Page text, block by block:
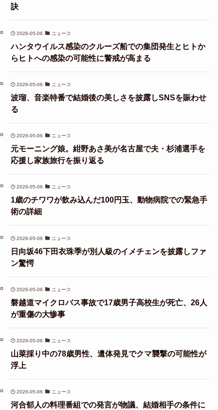
訣
2026-05-06 ニュース
ハンタウイルス感染のクルーズ船での集団発生とヒトか
らヒトへの感染の可能性に警戒が高まる
2026-05-06 ニュース
波瑠、音楽特番で結婚後の美しさを披露しSNSを賑わせ
る
2026-05-06 ニュース
元モーニング娘。紺野あさ美が名古屋で夫・杉浦選手を
応援し家族旅行を振り返る
2026-05-06 ニュース
1歳のチワワが飲み込んだ100円玉、動物病院での緊急手
術の詳細
2026-05-06 ニュース
日向坂46下田衣珠季が別人級のイメチェンを披露しファ
ン驚愕
2026-05-06 ニュース
磐越道マイクロバス事故で17歳男子高校生が死亡、26人
が重傷の大惨事
2026-05-06 ニュース
山菜採り中の78歳男性、遺体発見でクマ襲撃の可能性が
浮上
2026-05-06 ニュース
河合郁人の料理番組での発言が物議、結婚相手の条件に